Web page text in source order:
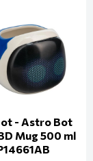
- Astro Bot
Mug 500 ml